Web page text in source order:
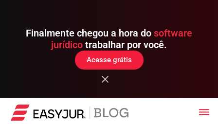
Finalmente chegou a hora do software
jurídico trabalhar por você.
Acesse grátis